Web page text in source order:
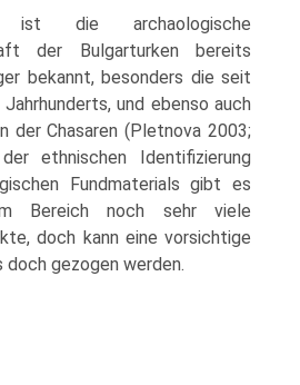
die archaologische
der Bulgarturken bereits
bekannt, besonders die seit
und ebenso auch
der Chasaren (Pletnova 2003;
ethnischen Identifizierung
Fundmaterials gibt es
Bereich noch sehr viele
doch kann eine vorsichtige
doch gezogen werden.